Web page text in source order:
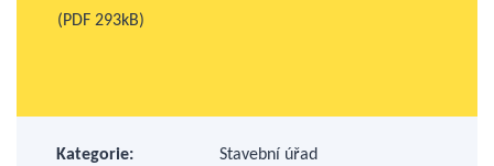
(PDF 293kB)
Kategorie: Stavební úřad